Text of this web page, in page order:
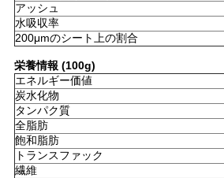
アッシュ
水吸収率
200μmのシート上の割合
栄養情報 (100g)
エネルギー価値
炭水化物
タンパク質
全脂肪
飽和脂肪
トランスファック
繊維